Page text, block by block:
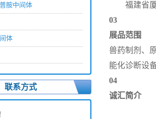
胺中间体
体
联系方式
福建省厦
03
展品范围
兽药制剂、
能化诊断设
04
诚汇简介